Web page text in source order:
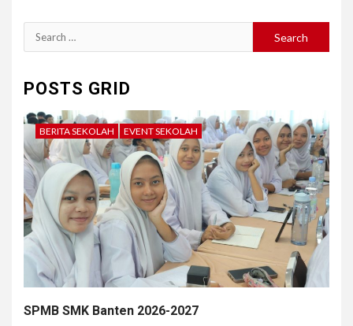
Search
for:
POSTS GRID
BERITA SEKOLAH EVENT SEKOLAH
SPMB SMK Banten 2026-2027